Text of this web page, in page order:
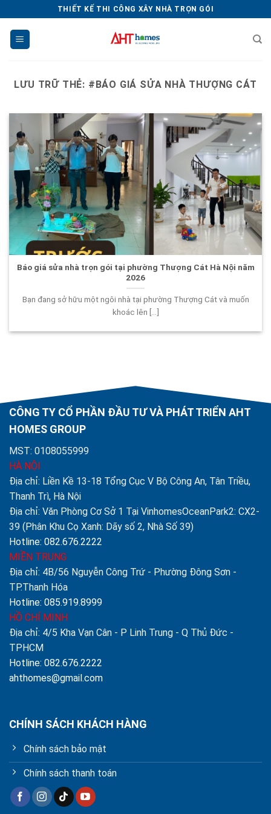
dung
THIẾT KẾ THI CÔNG XÂY NHÀ TRỌN GÓI
LƯU TRỮ THẺ: #BÁO GIÁ SỬA NHÀ THƯỢNG CÁT
Báo giá sửa nhà trọn gói tại phường Thượng Cát Hà Nội năm
2026
Bạn đang sở hữu một ngôi nhà tại phường Thượng Cát và muốn
khoác lên [...]
CÔNG TY CỔ PHẦN ĐẦU TƯ VÀ PHÁT TRIỂN AHT
HOMES GROUP
MST: 0108055999
HÀ NỘI
Địa chỉ: Liền Kề 13-18 Tổng Cục V Bộ Công An, Tân Triều,
Thanh Trì, Hà Nội
Địa chỉ: Văn Phòng Cơ Sở 1 Tại VinhomesOceanPark2: CX2-
39 (Phân Khu Cọ Xanh: Dãy số 2, Nhà Số 39)
Hotline: 082.676.2222
MIỀN TRUNG
Địa chỉ: 4B/56 Nguyễn Công Trứ - Phường Đông Sơn -
TP.Thanh Hóa
Hotline: 085.919.8999
HỒ CHÍ MINH
Địa chỉ: 4/5 Kha Vạn Cân - P Linh Trung - Q Thủ Đức -
TPHCM
Hotline: 082.676.2222
ahthomes@gmail.com
CHÍNH SÁCH KHÁCH HÀNG
Chính sách bảo mật
Chính sách thanh toán